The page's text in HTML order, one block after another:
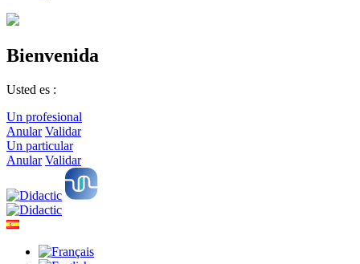
Bienvenida
Usted es :
Un profesional
Anular Validar
Un particular
Anular Validar